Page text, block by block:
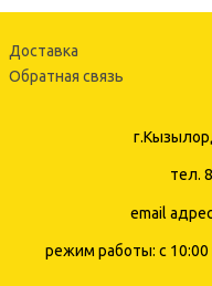
Доставка
Обратная связь
тел.
email
режим работы: с